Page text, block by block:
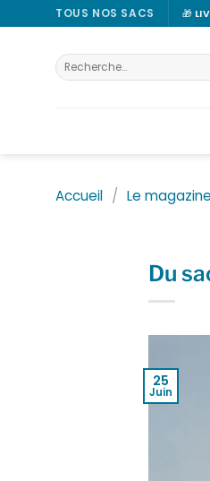
au
TOUS NOS SACS 🎁
Recherche
pour :
Accueil / Le
Du
25
Juin